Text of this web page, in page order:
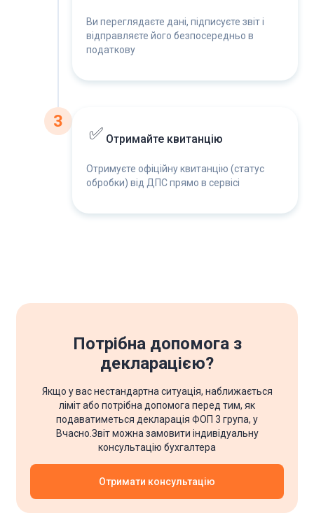
Ви переглядаєте дані, підписуєте звіт і
відправляєте його безпосередньо в
податкову
3
✅ Отримайте квитанцію
Отримуєте офіційну квитанцію (статус
обробки) від ДПС прямо в сервісі
Потрібна допомога з
декларацією?
Якщо у вас нестандартна ситуація, наближається
ліміт або потрібна допомога перед тим, як
подаватиметься декларація ФОП 3 група, у
Вчасно.Звіт можна замовити індивідуальну
консультацію бухгалтера
Отримати консультацію